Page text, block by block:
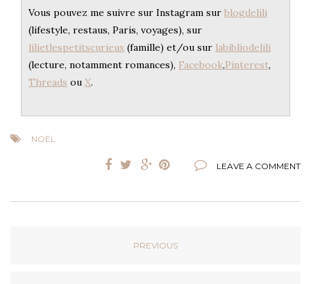
Vous pouvez me suivre sur Instagram sur blogdelili
(lifestyle, restaus, Paris, voyages), sur
lilietlespetitscurieux (famille) et/ou sur labibliodelili
(lecture, notamment romances), Facebook,Pinterest,
Threads ou X.
NOËL
LEAVE A COMMENT
PREVIOUS